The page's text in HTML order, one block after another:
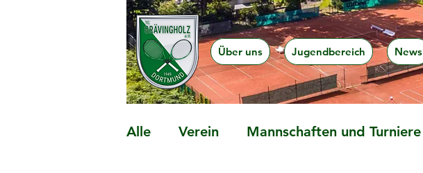
Über uns Jugendbereich News
Alle Verein Mannschaften und Turniere